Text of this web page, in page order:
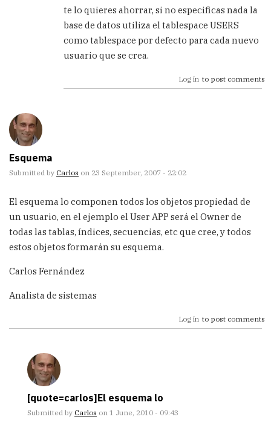
te lo quieres ahorrar, si no especificas nada la
base de datos utiliza el tablespace USERS
como tablespace por defecto para cada nuevo
usuario que se crea.
Log in to post comments
Esquema
Submitted by Carlos on 23 September, 2007 - 22:02
El esquema lo componen todos los objetos propiedad de
un usuario, en el ejemplo el User APP será el Owner de
todas las tablas, índices, secuencias, etc que cree, y todos
estos objetos formarán su esquema.
Carlos Fernández
Analista de sistemas
Log in to post comments
[quote=carlos]El esquema lo
Submitted by Carlos on 1 June, 2010 - 09:43